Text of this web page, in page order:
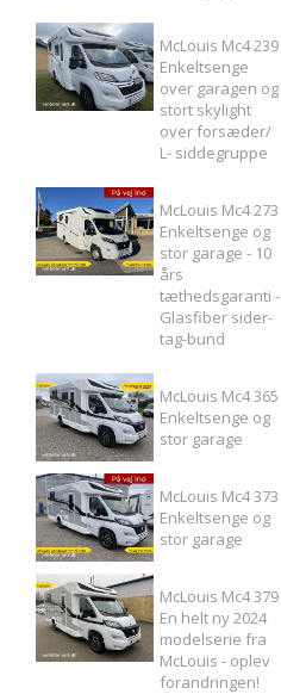
McLouis Mc4 239
Enkeltsenge
over garagen og
stort skylight
over forsæder/
L- siddegruppe
McLouis Mc4 273
Enkeltsenge og
stor garage - 10
års
tæthedsgaranti -
Glasfiber sider-
tag-bund
McLouis Mc4 365
Enkeltsenge og
stor garage
McLouis Mc4 373
Enkeltsenge og
stor garage
McLouis Mc4 379
En helt ny 2024
modelserie fra
McLouis - oplev
forandringen!